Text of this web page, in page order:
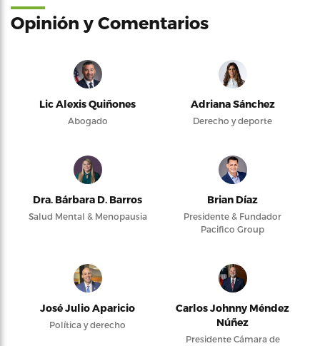
Opinión y Comentarios
Lic Alexis Quiñones
Abogado
Adriana Sánchez
Derecho y deporte
Dra. Bárbara D. Barros
Salud Mental & Menopausia
Brian Díaz
Presidente & Fundador
Pacifico Group
José Julio Aparicio
Política y derecho
Carlos Johnny Méndez
Núñez
Presidente Cámara de